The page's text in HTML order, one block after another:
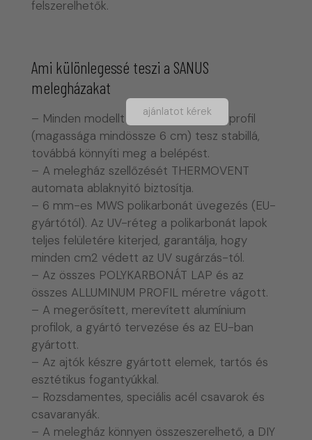
felszerelhetők.
Ami különlegessé teszi a SANUS
melegházakat
– Minden modellt az ALUMÍNIUM alapprofil
(magassága mindössze 6 cm) tesz stabillá,
továbbá könnyíti meg a belépést.
– A melegház szellőzését THERMOVENT
automata ablaknyitó biztosítja.
– 6 mm-es MWS polikarbonát üvegezés (EU-
gyártótól). Az UV-réteg a polikarbonát lapok
teljes felületére kiterjed, garantálja, hogy
minden cm2 védett az UV sugárzás-tól.
– Az összes POLYKARBONÁT LAP és az
összes ALLUMINUM PROFIL méretre vágott.
– A megerősített, merevített alumínium
profilok, a gyártó tervezése és az EU-ban
gyártott.
– Az ajtók készre gyártott elemek, tartós és
esztétikus fogantyúkkal.
– Rozsdamentes, speciális acél csavarok és
csavaranyák.
– A melegház könnyen összeszerelhető, a DIY
ajánlatot kérek